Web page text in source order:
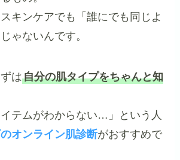
キンケアでも「誰にでも同じよ
ゃないんです。
は自分の肌タイプをちゃんと知
イテムがわからない…」という人
オンライン肌診断がおすすめで